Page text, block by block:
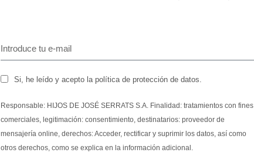
Si, he leído y acepto la política de protección de datos.
Responsable: HIJOS DE JOSÉ SERRATS S.A. Finalidad: tratamientos con fines
comerciales, legitimación: consentimiento, destinatarios: proveedor de
mensajería online, derechos: Acceder, rectificar y suprimir los datos, así como
otros derechos, como se explica en la información adicional.